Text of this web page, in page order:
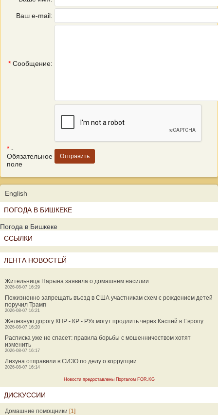
Ваш e-mail:
* Сообщение:
* -
Обязательное
поле
English
ПОГОДА В БИШКЕКЕ
Погода в Бишкеке
ССЫЛКИ
ЛЕНТА НОВОСТЕЙ
Жительница Нарына заявила о домашнем насилии
2026-08-07 16:29
Пожизненно запрещать въезд в США участникам схем с рождением детей
поручил Трамп
2026-08-07 16:21
Железную дорогу КНР - КР - РУз могут продлить через Каспий в Европу
2026-08-07 16:20
Расписка уже не спасет: правила борьбы с мошенничеством хотят
изменить
2026-08-07 16:17
Лизуна отправили в СИЗО по делу о коррупции
2026-08-07 16:14
Новости предоставлены Порталом FOR.KG
ДИСКУССИИ
Домашние помощники [1]